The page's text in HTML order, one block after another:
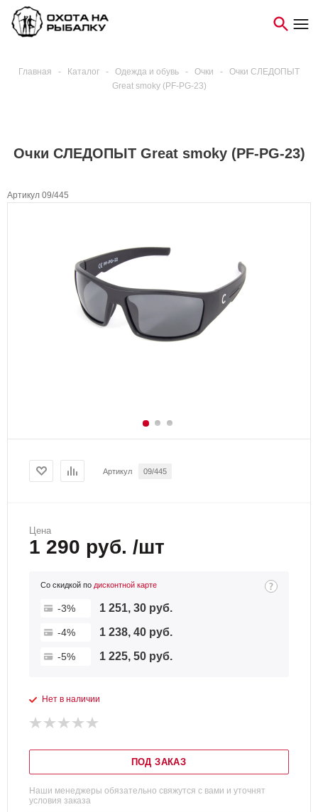
Главная - Каталог - Одежда и обувь - Очки -
Очки СЛЕДОПЫТ
Great smoky (PF-PG-23)
Очки СЛЕДОПЫТ Great smoky (PF-PG-23)
Артикул 09/445
Артикул 09/445
Цена
1 290 руб. /шт
Со скидкой по дисконтной карте
-3% 1 251, 30 руб.
-4% 1 238, 40 руб.
-5% 1 225, 50 руб.
Нет в наличии
ПОД ЗАКАЗ
Наши менеджеры обязательно свяжутся с вами и уточнят
условия заказа